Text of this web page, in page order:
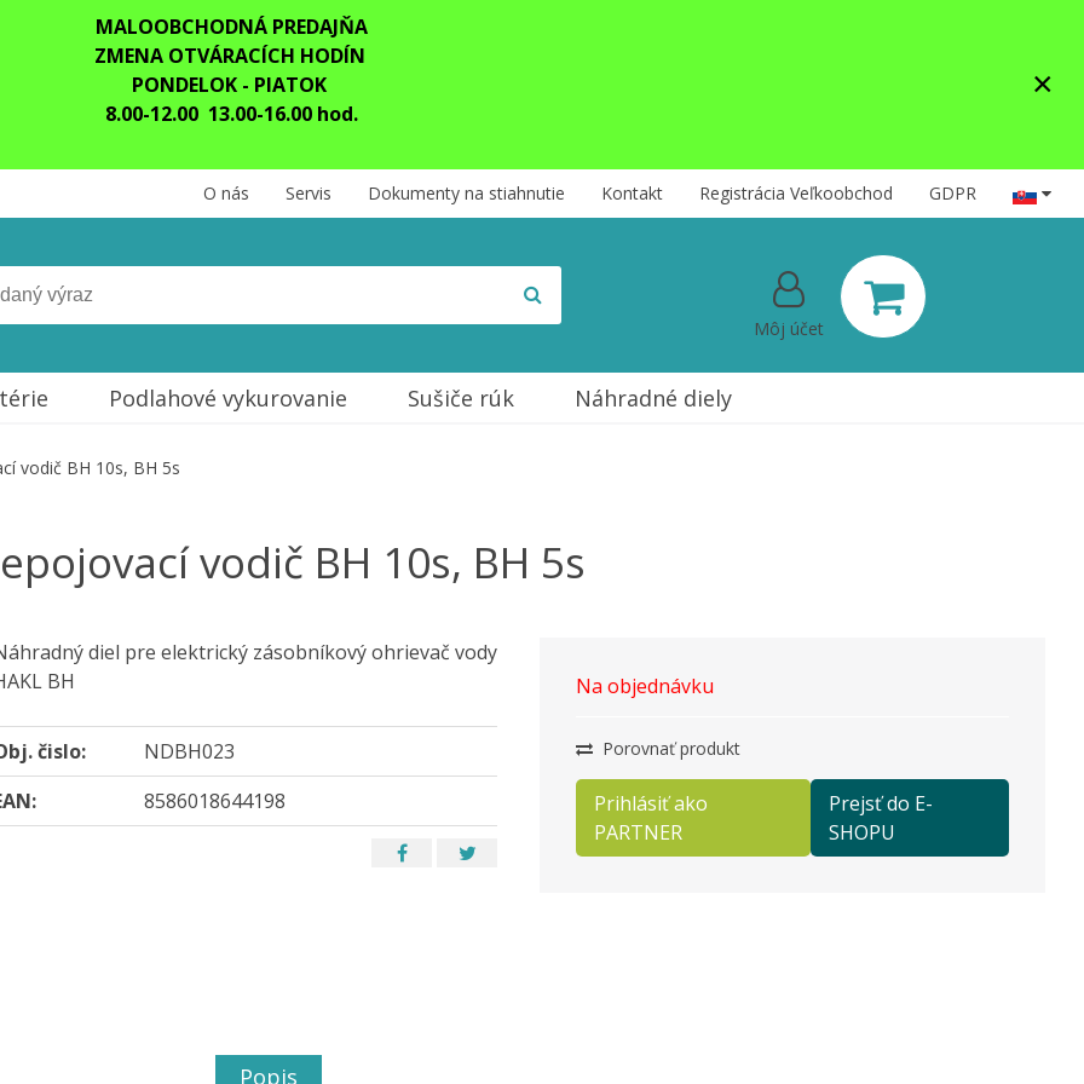
MALOOBCHODNÁ PREDAJŇA
ZMENA OTVÁRACÍCH HODÍN
PONDELOK - PIATOK
8.00-12.00 13.00-16.00 hod.
×
O nás Servis Dokumenty na stiahnutie Kontakt Registrácia Veľkoobchod GDPR
Môj účet
Podlahové vykurovanie Sušiče rúk Náhradné diely
vodič BH 10s, BH 5s
vodič BH 10s, BH 5s
Na objednávku
Porovnať produkt
Prihlásiť ako
PARTNER
Prejsť do E-
SHOPU
diel pre elektrický zásobníkový ohrievač vody
BH
čislo:
NDBH023
8586018644198
Popis